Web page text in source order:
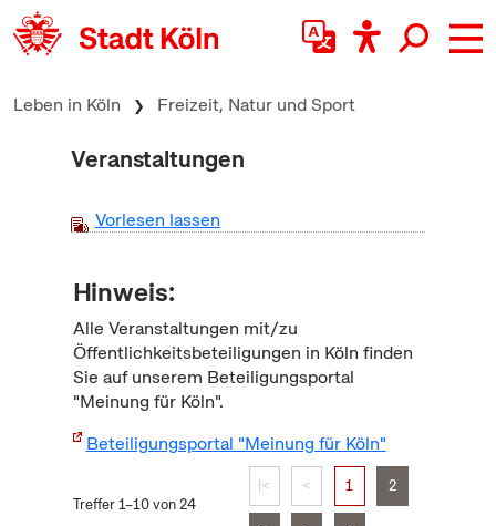
zum Inhalt springen
Leben in Köln Freizeit, Natur und Sport
Veranstaltungen
Vorlesen lassen
Hinweis:
Alle Veranstaltungen mit/zu
Öffentlichkeitsbeteiligungen in Köln finden
Sie auf unserem Beteiligungsportal
"Meinung für Köln".
Beteiligungsportal "Meinung für Köln"
Treffer 1–10 von 24
|< < 1 2